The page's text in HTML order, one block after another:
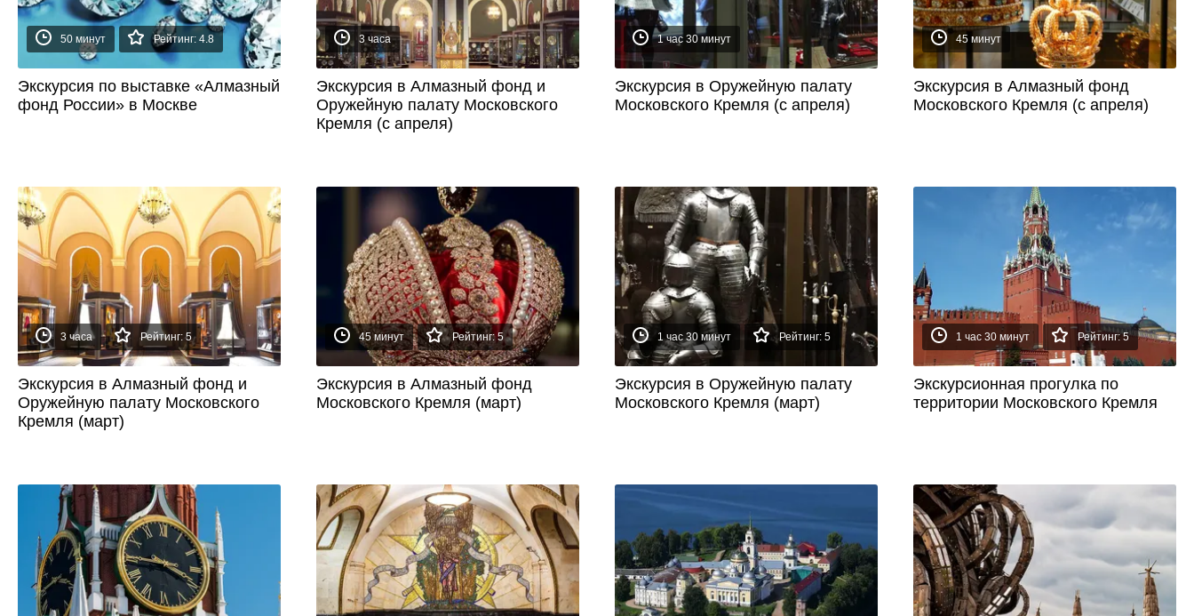
50 минут Рейтинг: 4.8
Экскурсия по выставке «Алмазный
фонд России» в Москве
3 часа
Экскурсия в Алмазный фонд и
Оружейную палату Московского
Кремля (с апреля)
1 час 30 минут
Экскурсия в Оружейную палату
Московского Кремля (с апреля)
45 минут
Экскурсия в Алмазный фонд
Московского Кремля (с апреля)
3 часа Рейтинг: 5
Экскурсия в Алмазный фонд и
Оружейную палату Московского
Кремля (март)
45 минут Рейтинг: 5
Экскурсия в Алмазный фонд
Московского Кремля (март)
1 час 30 минут Рейтинг: 5
Экскурсия в Оружейную палату
Московского Кремля (март)
1 час 30 минут Рейтинг: 5
Экскурсионная прогулка по
территории Московского Кремля